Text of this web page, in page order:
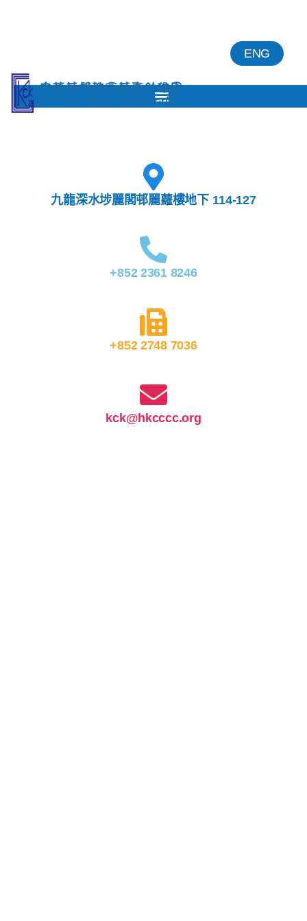
ENG
九龍深水埗麗閣邨麗蘿樓地下 114-127
+852 2361 8246
+852 2748 7036
kck@hkcccc.org